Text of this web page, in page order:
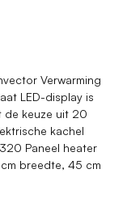
Verwarming
LED-display is
de keuze uit 20
kachel
Paneel heater
breedte, 45 cm